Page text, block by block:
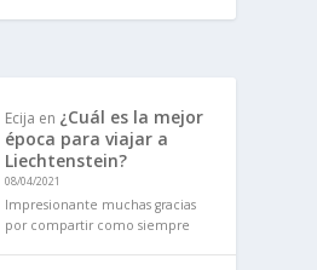
Ecija en ¿Cuál es la mejor
época para viajar a
Liechtenstein?
08/04/2021
Impresionante muchas gracias
por compartir como siempre